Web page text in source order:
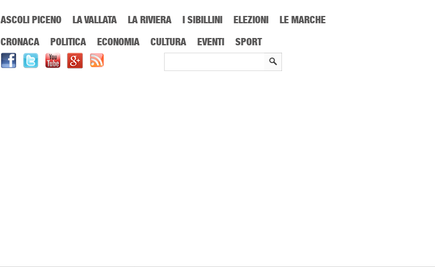
ASCOLI PICENO LA VALLATA LA RIVIERA I SIBILLINI ELEZIONI
LE MARCHE
CRONACA
POLITICA ECONOMIA CULTURA EVENTI SPORT